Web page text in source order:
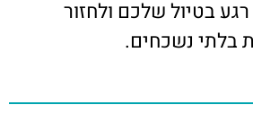
בטיול שלכם ולחזור
בלתי נשכחים.